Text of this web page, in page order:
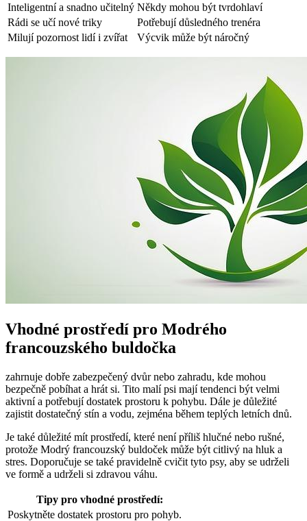
Inteligentní a snadno učitelný Někdy mohou být tvrdohlaví
Rádi se učí nové triky
Potřebují důsledného trenéra
Milují pozornost lidí i zvířat
Výcvik může být náročný
Vhodné prostředí pro Modrého
francouzského buldočka
zahrnuje dobře zabezpečený dvůr nebo zahradu, kde mohou
bezpečně pobíhat a hrát si. Tito malí psi mají tendenci být velmi
aktivní a potřebují dostatek prostoru k pohybu. Dále je důležité
zajistit dostatečný stín a vodu, zejména během teplých letních dnů.
Je také důležité mít prostředí, které není příliš hlučné nebo rušné,
protože Modrý francouzský buldoček může být citlivý na hluk a
stres. Doporučuje se také pravidelně cvičit tyto psy, aby se udrželi
ve formě a udrželi si zdravou váhu.
Tipy pro vhodné prostředí:
Poskytněte dostatek prostoru pro pohyb.